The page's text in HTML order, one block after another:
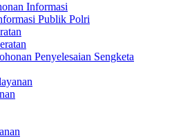
Informasi
Publik Polri
Penyelesaian Sengketa